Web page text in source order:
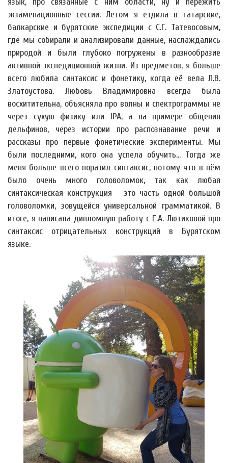
экзаменационные сессии. Летом я ездила в татарские,
балкарские и бурятские экспедиции с С.Г. Татевосовым,
где мы собирали и анализировали данные, наслаждались
природой и были глубоко погружены в разнообразие
активной экспедиционной жизни. Из предметов, я больше
всего любила синтаксис и фонетику, когда её вела Л.В.
Златоустова. Любовь Владимировна всегда была
восхитительна, объясняла про волны и спектрограммы не
через сухую физику или IPA, а на примере общения
дельфинов, через истории про распознавание речи и
рассказы про первые фонетические эксперименты. Мы
были последними, кого она успела обучить... Тогда же
меня больше всего поразил синтаксис, потому что в нём
было очень много головоломок, так как любая
синтаксическая конструкция - это часть одной большой
головоломки, зовущейся универсальной грамматикой. В
итоге, я написала дипломную работу с Е.А. Лютиковой про
синтаксис отрицательных конструкций в Бурятском
языке.